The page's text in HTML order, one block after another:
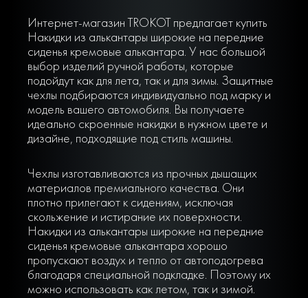
Интернет-магазин TROKOT предлагает купить
Накидки из алькантары широкие на передние
сиденья кремовые алькантара. У нас большой
выбор изделий ручной работы, которые
подойдут как для лета, так и для зимы. Защитные
чехлы подбираются индивидуально под марку и
модель вашего автомобиля. Вы получаете
идеально скроенные накидки в нужном цвете и
дизайне, подходящие под стиль машины.
Чехлы изготавливаются из прочных дышащих
материалов премиального качества. Они
плотно прилегают к сидениям, исключая
скольжение и истирание их поверхности.
Накидки из алькантары широкие на передние
сиденья кремовые алькантара хорошо
пропускают воздух и тепло от автоподогрева
благодаря специальной подкладке. Поэтому их
можно использовать как летом, так и зимой.